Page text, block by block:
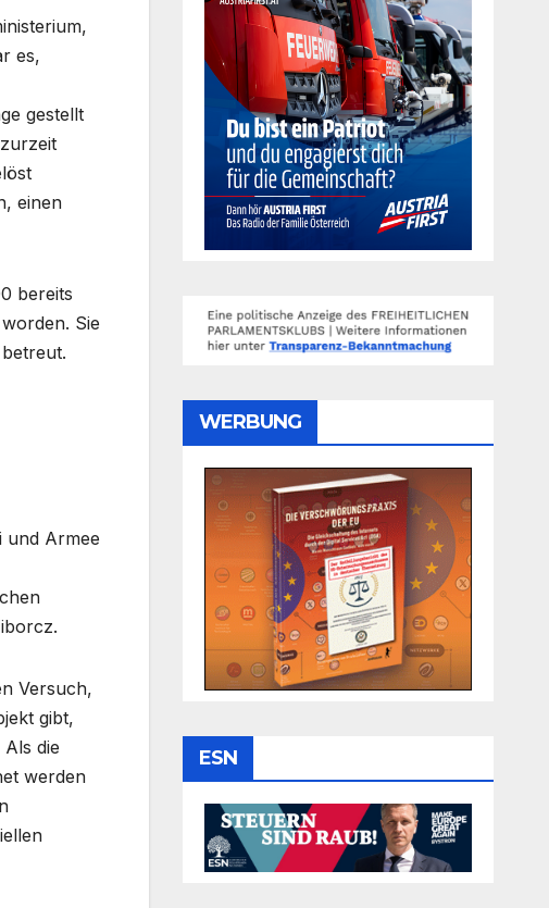
es,
gestellt
einen
bereits
Sie
und Armee
Versuch,
gibt,
die
werden
WERBUNG
ESN